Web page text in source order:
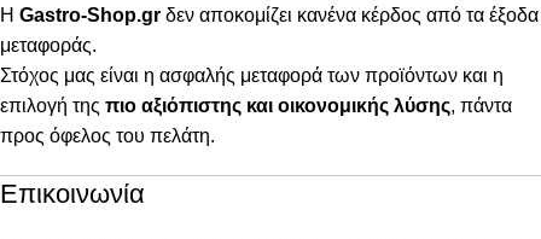
Η Gastro-Shop.gr δεν αποκομίζει κανένα κέρδος από τα έξοδα
μεταφοράς.
Στόχος μας είναι η ασφαλής μεταφορά των προϊόντων και η
επιλογή της πιο αξιόπιστης και οικονομικής λύσης, πάντα
προς όφελος του πελάτη.
Επικοινωνία